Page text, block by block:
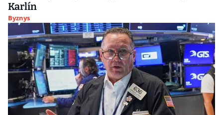
Karlín
Byznys